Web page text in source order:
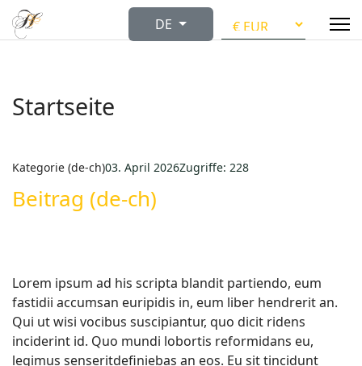
Sprache auswählen
DE
Startseite
Kategorie (de-ch)03. April 2026Zugriffe: 228
Beitrag (de-ch)
Lorem ipsum ad his scripta blandit partiendo, eum
fastidii accumsan euripidis in, eum liber hendrerit an.
Qui ut wisi vocibus suscipiantur, quo dicit ridens
inciderint id. Quo mundi lobortis reformidans eu,
legimus senseritdefiniebas an eos. Eu sit tincidunt